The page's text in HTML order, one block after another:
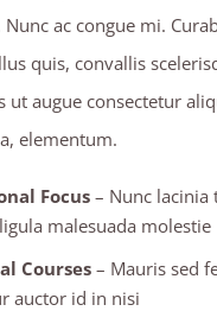
ac congue mi.
quis, convallis
ut augue consectetur
elementum.
Focus – Nunc lacinia
malesuada molestie
Courses – Mauris sed
auctor id in nisi